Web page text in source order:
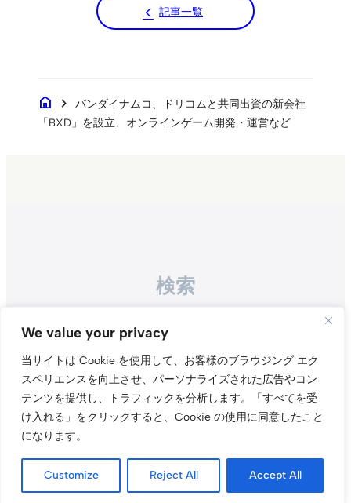
We value your privacy
当サイトは Cookie を使用して、お客様のブラウジング エク
スペリエンスを向上させ、パーソナライズされた広告やコン
テンツを提供し、トラフィックを分析します。
「すべてを受
け入れる」をクリックすると、Cookie の使用に同意したこと
になります。
Customize Reject All Accept All
記事一覧
home chevron_right
バンダイナムコ、ドリコムと共同出資の新会社
「BXD」を設立、オンラインゲーム開発・運営など
検索
Search